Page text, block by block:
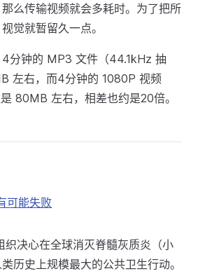
么传输视频就会多耗时。为了把所
觉就暂留久一点。
分钟的 MP3 文件（44.1kHz 抽
左右，而4分钟的 1080P 视频
80MB 左右，相差也约是20倍。
可能失败
织决心在全球消灭脊髓灰质炎（小
历史上规模最大的公共卫生行动。